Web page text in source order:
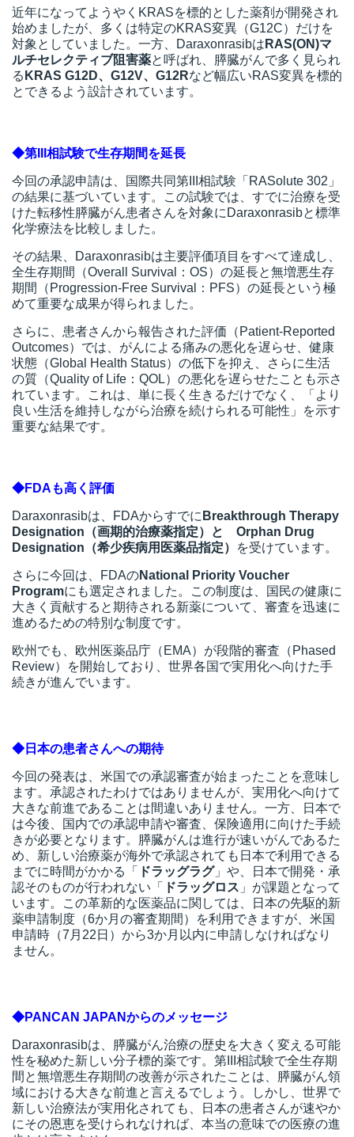
近年になってようやくKRASを標的とした薬剤が開発され
始めましたが、多くは特定のKRAS変異（G12C）だけを
対象としていました。一方、Daraxonrasibは RAS(ON)マ
ルチセレクティブ阻害薬と呼ばれ、膵臓がんで多く見られ
る KRAS G12D、G12V、G12Rなど幅広いRAS変異を標的
とできるよう設計されています。
◆第III相試験で生存期間を延長
今回の承認申請は、国際共同第III相試験「RASolute 302」
の結果に基づいています。この試験では、すでに治療を受
けた転移性膵臓がん患者さんを対象にDaraxonrasibと標準
化学療法を比較しました。
その結果、Daraxonrasibは主要評価項目をすべて達成し、
全生存期間（Overall Survival：OS）の延長と無増悪生存
期間（Progression-Free Survival：PFS）の延長という極
めて重要な成果が得られました。
さらに、患者さんから報告された評価（Patient-Reported
Outcomes）では、がんによる痛みの悪化を遅らせ、健康
状態（Global Health Status）の低下を抑え、さらに生活
の質（Quality of Life：QOL）の悪化を遅らせたことも示さ
れています。これは、単に長く生きるだけでなく、「より
良い生活を維持しながら治療を続けられる可能性」を示す
重要な結果です。
◆FDAも高く評価
Daraxonrasibは、FDAからすでに Breakthrough Therapy
Designation（画期的治療薬指定）と Orphan Drug
Designation（希少疾病用医薬品指定）
を受けています。
さらに今回は、FDAのNational Priority Voucher
Programにも選定されました。この制度は、国民の健康に
大きく貢献すると期待される新薬について、審査を迅速に
進めるための特別な制度です。
欧州でも、欧州医薬品庁（EMA）が段階的審査（Phased
Review）を開始しており、世界各国で実用化へ向けた手
続きが進んでいます。
◆日本の患者さんへの期待
今回の発表は、米国での承認審査が始まったことを意味し
ます。承認されたわけではありませんが、実用化へ向けて
大きな前進であることは間違いありません。一方、日本で
は今後、国内での承認申請や審査、保険適用に向けた手続
きが必要となります。膵臓がんは進行が速いがんであるた
め、新しい治療薬が海外で承認されても日本で利用できる
までに時間がかかる「
ドラッグラグ」や、日本で開発・承
認そのものが行われない「
ドラッグロス 」が課題となって
います。この革新的な医薬品に関しては、日本の先駆的新
薬申請制度（6か月の審査期間）を利用できますが、米国
申請時（7月22日）から3か月以内に申請しなければなり
ません。
◆PANCAN JAPANからのメッセージ
Daraxonrasibは、膵臓がん治療の歴史を大きく変える可能
性を秘めた新しい分子標的薬です。第III相試験で全生存期
間と無増悪生存期間の改善が示されたことは、膵臓がん領
域における大きな前進と言えるでしょう。しかし、世界で
新しい治療法が実用化されても、日本の患者さんが速やか
にその恩恵を受けられなければ、本当の意味での医療の進